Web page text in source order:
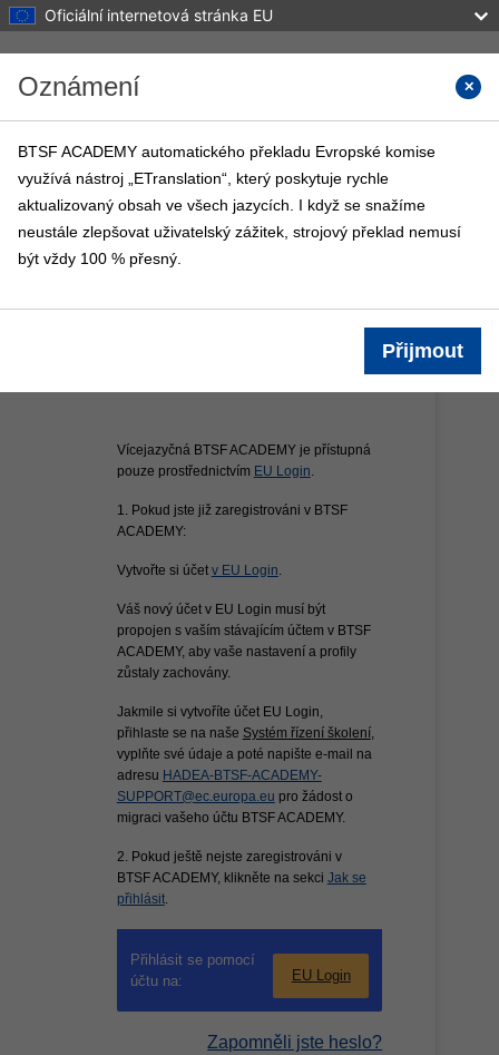
Oficiální internetová stránka EU
BTSF ACADEMY
Titulní stránka Kurzy BTSF Info
Vícejazyčná BTSF ACADEMY je přístupná
pouze prostřednictvím EU Login.
1. Pokud jste již zaregistrováni v BTSF
ACADEMY:
Vytvořte si účet v EU Login.
Váš nový účet v EU Login musí být
propojen s vaším stávajícím účtem v BTSF
ACADEMY, aby vaše nastavení a profily
zůstaly zachovány.
Jakmile si vytvoříte účet EU Login,
přihlaste se na naše Systém řízení školení,
vyplňte své údaje a poté napište e-mail na
adresu HADEA-BTSF-ACADEMY-
SUPPORT@ec.europa.eu pro žádost o
migraci vašeho účtu BTSF ACADEMY.
2. Pokud ještě nejste zaregistrováni v
BTSF ACADEMY, klikněte na sekci Jak se
přihlásit.
Přihlásit se pomocí
účtu na:
EU Login
Zapomněli jste heslo?
Oznámení
BTSF ACADEMY automatického překladu Evropské komise
využívá nástroj „ETranslation“, který poskytuje rychle
aktualizovaný obsah ve všech jazycích. I když se snažíme
neustále zlepšovat uživatelský zážitek, strojový překlad nemusí
být vždy 100 % přesný.
Přijmout